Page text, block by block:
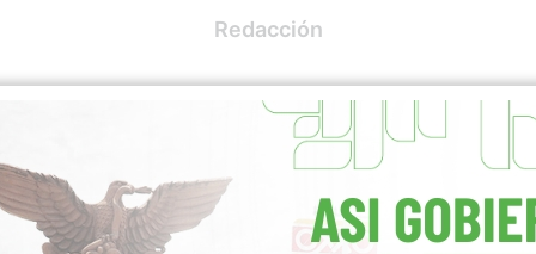
Redacción
RELATED ARTICLES
MORE BY REDACCIÓN